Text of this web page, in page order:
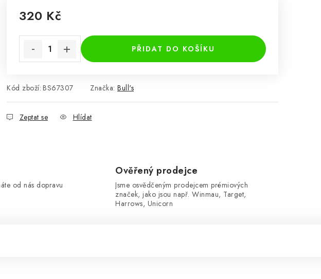
320 Kč
PŘIDAT DO KOŠÍKU
Kód zboží: BS67307 Značka: Bull's
Zeptat se Hlídat
od nás dopravu
Ověřený prodejce
Jsme osvědčeným prodejcem prémiových
značek, jako jsou např. Winmau, Target,
Harrows, Unicorn